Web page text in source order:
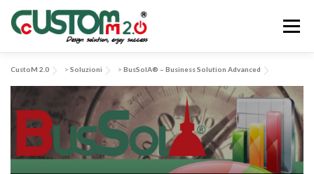
contenuto
Menu
APPLICAZIONI & SOLUZIONI EV-SYS NEWS
CustoM 2.0 > Soluzioni > BusSolA® – Business Solution Advanced